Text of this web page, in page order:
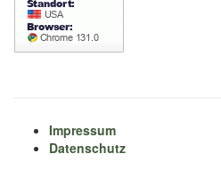
Impressum
Datenschutz